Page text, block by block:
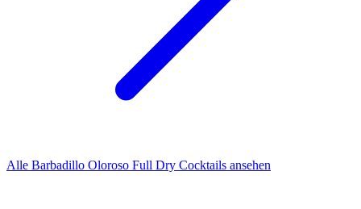
Alle Barbadillo Oloroso Full Dry Cocktails ansehen